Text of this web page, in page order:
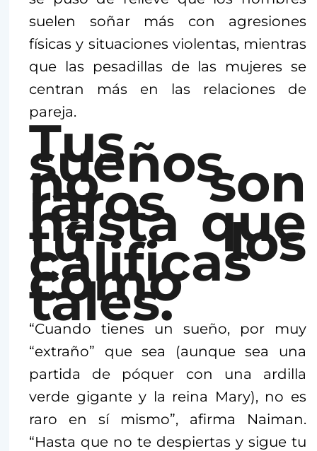
suelen soñar más con agresiones
físicas y situaciones violentas, mientras
que las pesadillas de las mujeres se
centran más en las relaciones de
pareja.
Tus
sueños
no son
raros
hasta que
tú los
calificas
como
tales.
“Cuando tienes un sueño, por muy
“extraño” que sea (aunque sea una
partida de póquer con una ardilla
verde gigante y la reina Mary), no es
raro en sí mismo”, afirma Naiman.
“Hasta que no te despiertas y sigue tu